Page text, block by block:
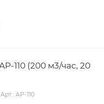
110 (200 м3/час, 20
Арт.: AP-110